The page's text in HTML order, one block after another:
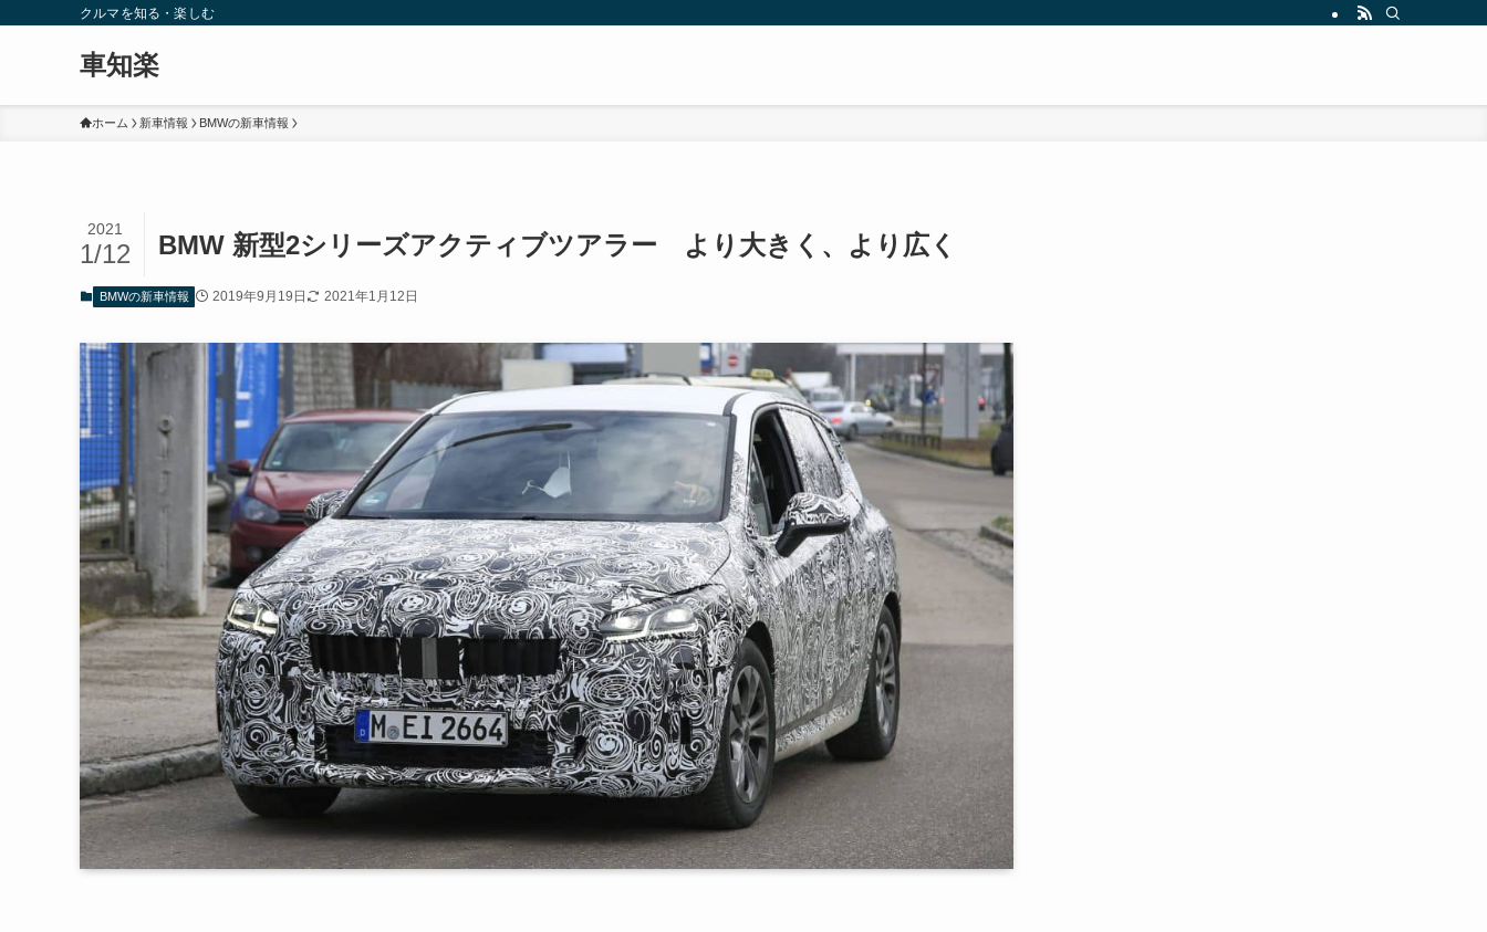
クルマを知る・楽しむ
車知楽
ホーム 新車情報 BMWの新車情報
BMW 新型2シリーズアクティブツアラー より大きく、より広く
2021
1/12
BMWの新車情報 2019年9月19日 2021年1月12日